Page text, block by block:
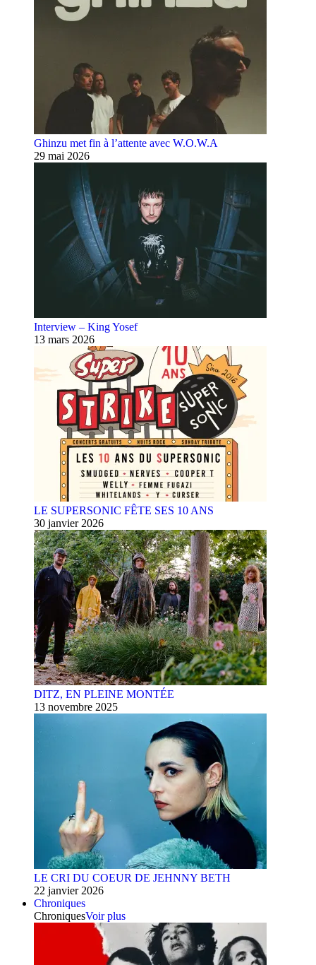
Ghinzu met fin à l’attente avec W.O.W.A
29 mai 2026
Interview – King Yosef
13 mars 2026
LE SUPERSONIC FÊTE SES 10 ANS
30 janvier 2026
DITZ, EN PLEINE MONTÉE
13 novembre 2025
LE CRI DU COEUR DE JEHNNY BETH
22 janvier 2026
Chroniques
ChroniquesVoir plus